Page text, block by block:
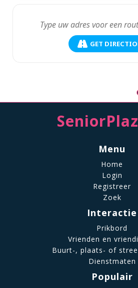
GET
Menu
Home
Login
Registreer
Zoek
Interactie
Prikbord
Vrienden en
Buurt-, plaats- of
Dienstmaten
Populair